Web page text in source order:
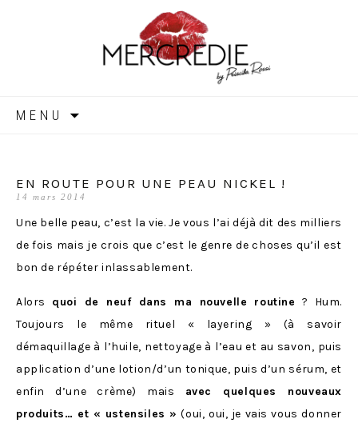
MERCREDIE
MENU
EN ROUTE POUR UNE PEAU NICKEL !
14 mars 2014
Une belle peau, c’est la vie. Je vous l’ai déjà dit des milliers
de fois mais je crois que c’est le genre de choses qu’il est
bon de répéter inlassablement.
Alors quoi de neuf dans ma nouvelle routine ? Hum.
Toujours le même rituel « layering » (à savoir
démaquillage à l’huile, nettoyage à l’eau et au savon, puis
application d’une lotion/d’un tonique, puis d’un sérum, et
enfin d’une crème) mais avec quelques nouveaux
produits… et « ustensiles » (oui, oui, je vais vous donner